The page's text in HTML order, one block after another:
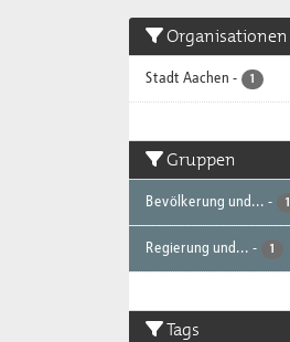
Organisationen
Stadt Aachen - 1
Gruppen
Bevölkerung und... - 1
Regierung und... - 1
Tags